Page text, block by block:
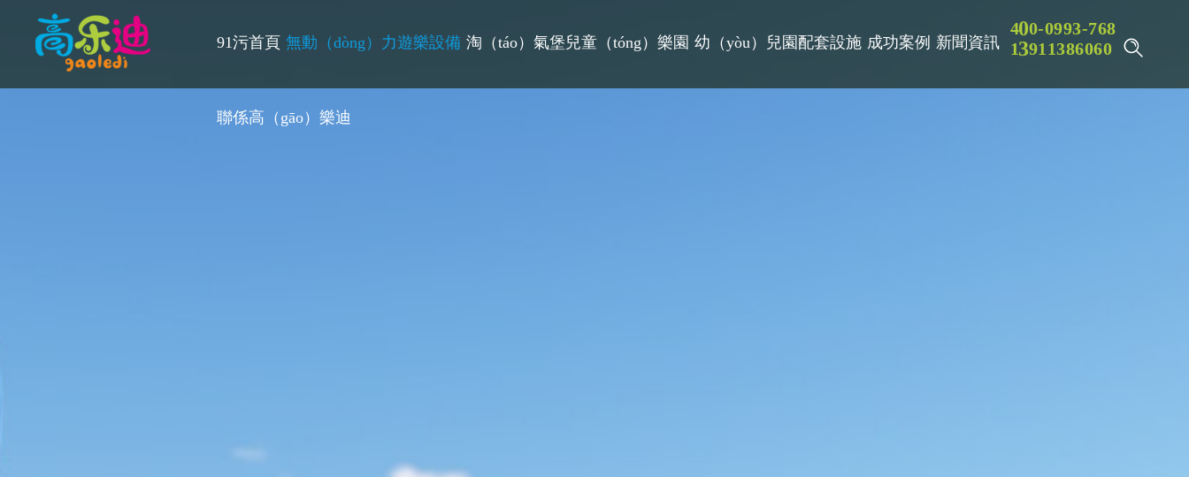
91污首頁 無動（dòng）力遊樂設備 淘（táo）氣堡兒童（tóng）樂園 幼（yòu）兒園配套設施 成功案例 新聞資訊
聯係高（gāo）樂迪
400-0993-768
1391 1386060